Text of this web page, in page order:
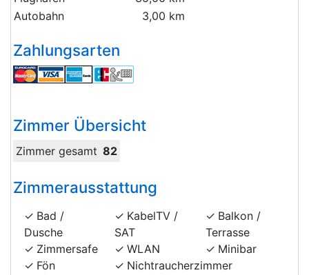
Autobahn
3,00 km
Zahlungsarten
Zimmer Übersicht
Zimmer gesamt 82
Zimmerausstattung
Bad /
Dusche
Zimmersafe
Fön
KabelTV /
SAT
WLAN
Nichtraucherzimmer
Balkon /
Terrasse
Minibar